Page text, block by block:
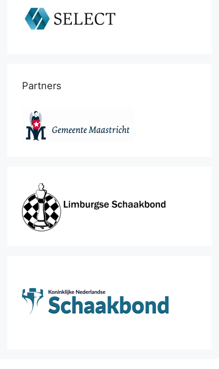
Partners